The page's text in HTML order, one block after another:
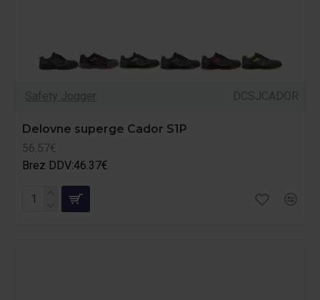
Safety Jogger DCSJCADOR
Delovne superge Cador S1P
56.57€
Brez DDV:46.37€